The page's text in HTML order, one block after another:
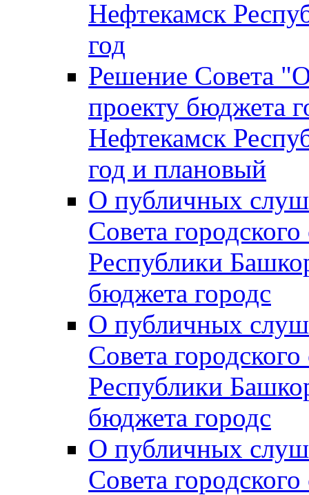
Нефтекамск
год
Решение Совета
проекту бюджета
Нефтекамск
год и плановый
О публичных
Совета
Республики
бюджета городс
О публичных
Совета
Республики
бюджета городс
О публичных
Совета